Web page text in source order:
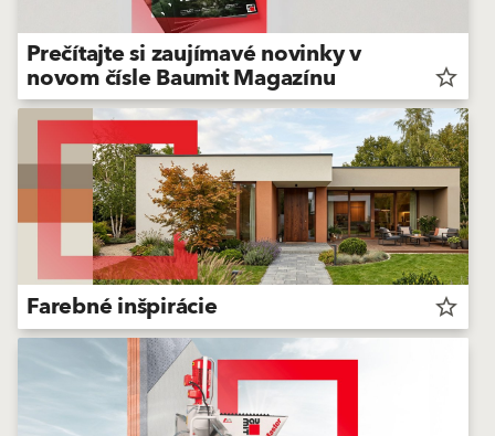
Prečítajte si zaujímavé novinky v
novom čísle Baumit Magazínu star_border
Farebné inšpirácie star_border